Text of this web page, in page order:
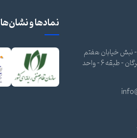
نبش خیابان هفتم
شرقی - مجتمع مهرگان - طبقه 6 - واحد
نمادها و نشان‌ها